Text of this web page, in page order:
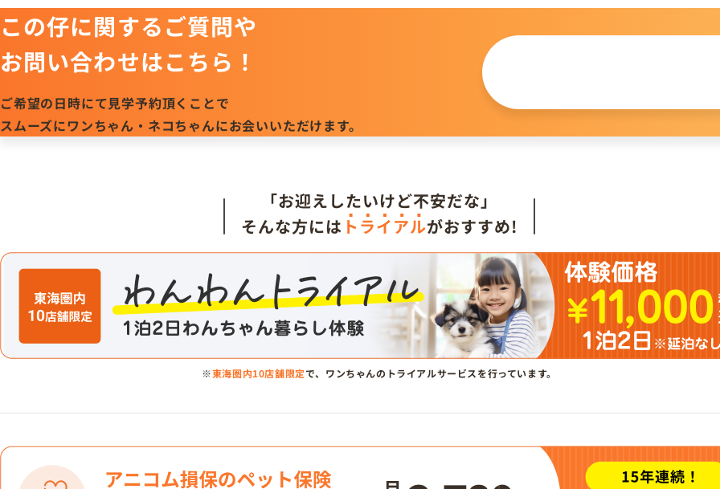
この仔に関するご質問や
お問い合わせはこちら！
ご希望の日時にて見学予約頂くことで
スムーズにワンちゃん・ネコちゃんにお会いいただけます。
「お迎えしたいけど不安だな」
そんな方には トライアルがおすすめ!
※東海圏内10店舗限定で、ワンちゃんのトライアルサービスを行っています。